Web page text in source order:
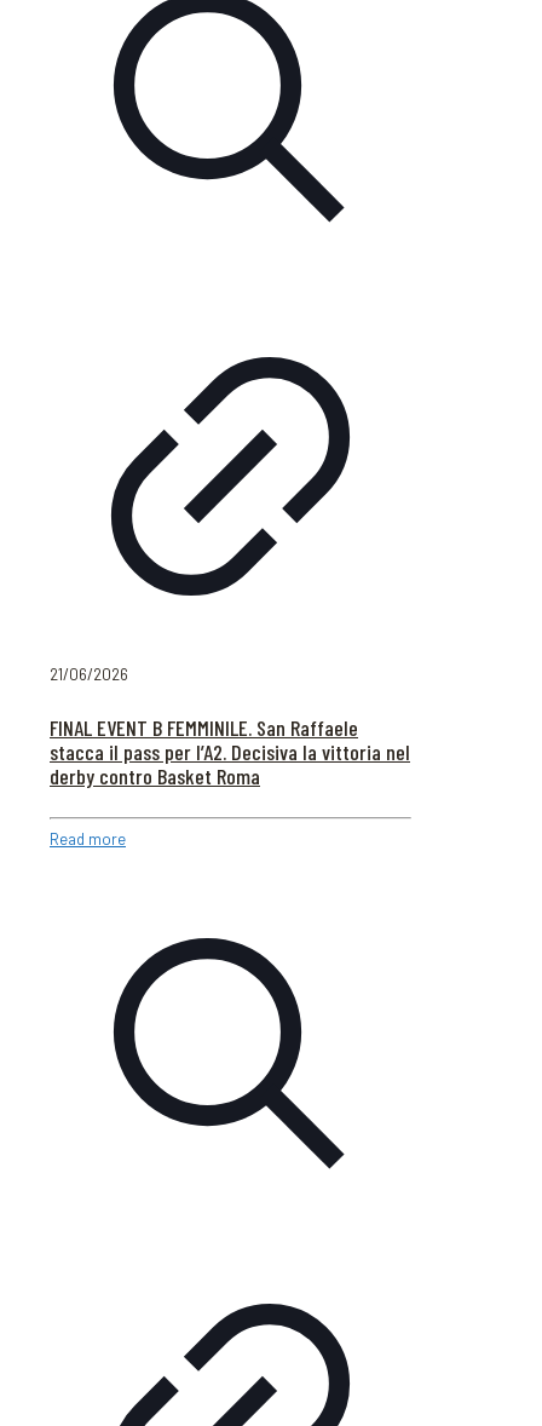
21/06/2026
FINAL EVENT B FEMMINILE. San Raffaele
stacca il pass per l’A2. Decisiva la vittoria nel
derby contro Basket Roma
Read more